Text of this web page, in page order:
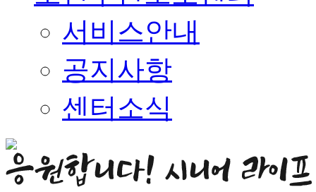
서비스안내
공지사항
센터소식